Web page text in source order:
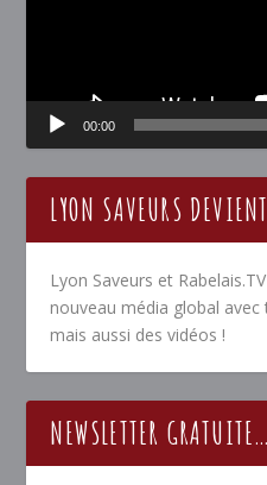
00:00
LYON SAVEURS
Lyon Saveurs et
nouveau média global
mais aussi des vidéos !
NEWSLETTER GRATUITE…